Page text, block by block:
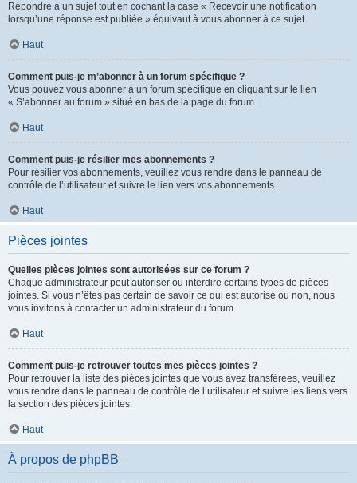
Répondre à un sujet tout en cochant la case « Recevoir une notification
lorsqu’une réponse est publiée » équivaut à vous abonner à ce sujet.
Haut
Comment puis-je m’abonner à un forum spécifique ?
Vous pouvez vous abonner à un forum spécifique en cliquant sur le lien
« S’abonner au forum » situé en bas de la page du forum.
Haut
Comment puis-je résilier mes abonnements ?
Pour résilier vos abonnements, veuillez vous rendre dans le panneau de
contrôle de l’utilisateur et suivre le lien vers vos abonnements.
Haut
Pièces jointes
Quelles pièces jointes sont autorisées sur ce forum ?
Chaque administrateur peut autoriser ou interdire certains types de pièces
jointes. Si vous n’êtes pas certain de savoir ce qui est autorisé ou non, nous
vous invitons à contacter un administrateur du forum.
Haut
Comment puis-je retrouver toutes mes pièces jointes ?
Pour retrouver la liste des pièces jointes que vous avez transférées, veuillez
vous rendre dans le panneau de contrôle de l’utilisateur et suivre les liens vers
la section des pièces jointes.
Haut
À propos de phpBB